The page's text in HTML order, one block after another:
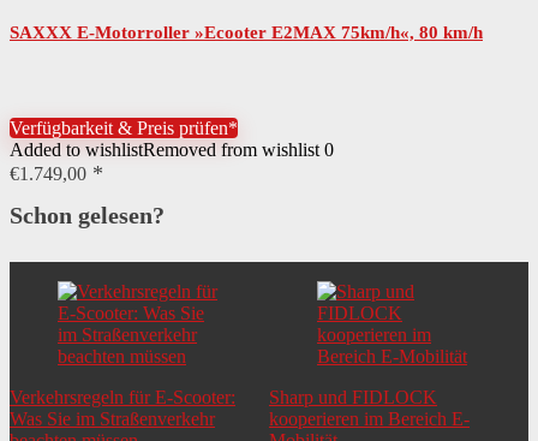
SAXXX E-Motorroller »Ecooter E2MAX 75km/h«, 80 km/h
Verfügbarkeit & Preis prüfen*
Added to wishlistRemoved from wishlist 0
€1.749,00
Schon gelesen?
Verkehrsregeln für E-Scooter:
Was Sie im Straßenverkehr
Sharp und FIDLOCK
kooperieren im Bereich E-